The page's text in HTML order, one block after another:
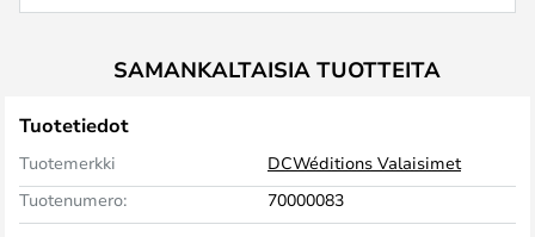
SAMANKALTAISIA TUOTTEITA
Tuotetiedot
Tuotemerkki
DCWéditions Valaisimet
Tuotenumero:
70000083